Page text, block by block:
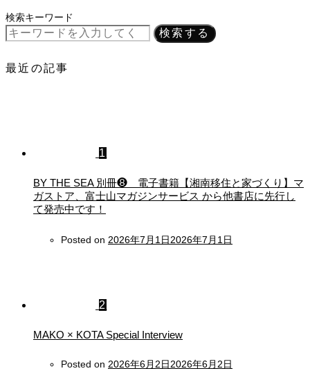
検索キーワード
検索する
最近の記事
1
BY THE SEA 別冊❽ 電子書籍【湘南移住と家づくり】マ
ガストア、富士山マガジンサービス から他書店に先行し
て発売中です！
Posted on 2026年7月1日2026年7月1日
2
MAKO × KOTA Special Interview
Posted on 2026年6月2日2026年6月2日